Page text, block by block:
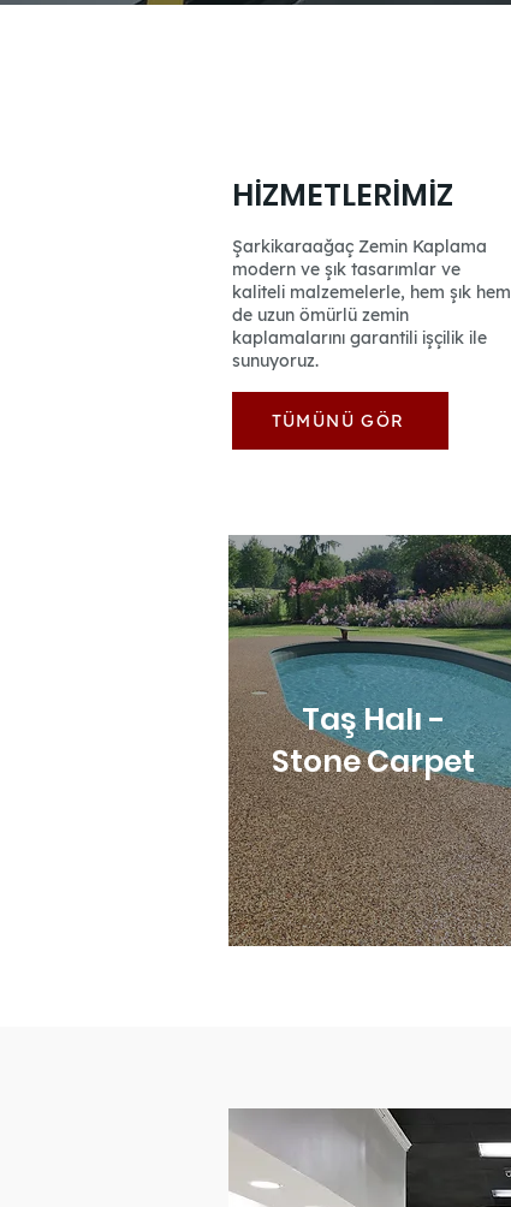
HİZMETLERİMİZ
Şarkikaraağaç Zemin Kaplama
modern ve şık tasarımlar ve
kaliteli malzemelerle, hem şık hem
de uzun ömürlü zemin
kaplamalarını garantili işçilik ile
sunuyoruz.
TÜMÜNÜ GÖR
Taş Halı -
Stone Carpet